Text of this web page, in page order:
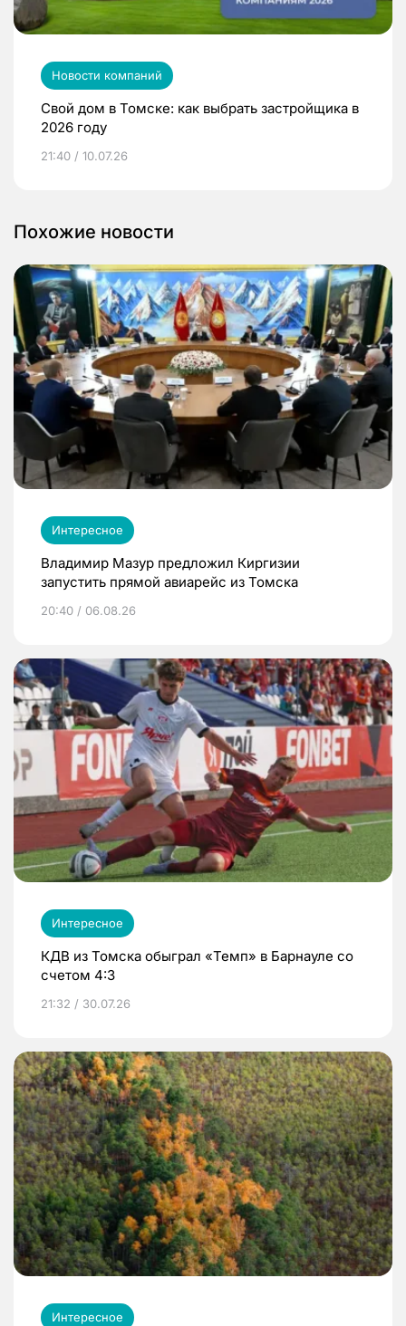
Новости компаний
Свой дом в Томске: как выбрать застройщика в
2026 году
21:40 / 10.07.26
Похожие новости
Интересное
Владимир Мазур предложил Киргизии
запустить прямой авиарейс из Томска
20:40 / 06.08.26
Интересное
КДВ из Томска обыграл «Темп» в Барнауле со
счетом 4:3
21:32 / 30.07.26
Интересное